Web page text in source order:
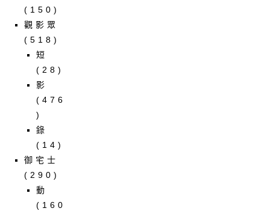
(150)
觀影眾
(518)
短
(28)
影
(476
)
錄
(14)
御宅士
(290)
動
(160